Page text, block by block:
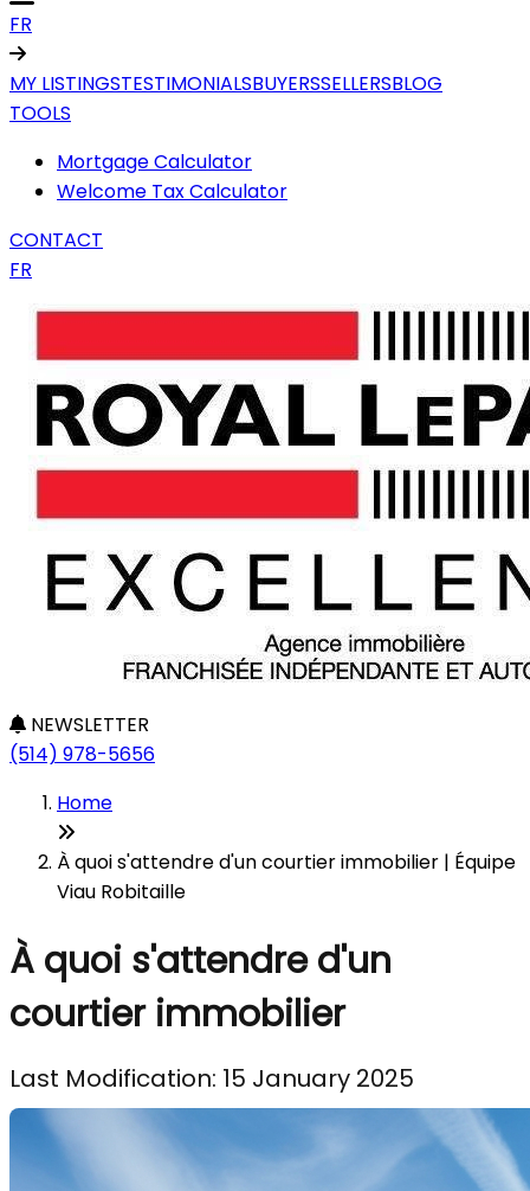
FR
MY LISTINGSTESTIMONIALSBUYERSSELLERSBLOG
TOOLS
Mortgage Calculator
Welcome Tax Calculator
CONTACT
FR
NEWSLETTER
(514) 978-5656
Home
À quoi s'attendre d'un courtier immobilier | Équipe
Viau Robitaille
À quoi s'attendre d'un
courtier immobilier
Last Modification: 15 January 2025